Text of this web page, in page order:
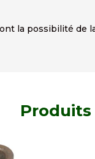
la possibilité de